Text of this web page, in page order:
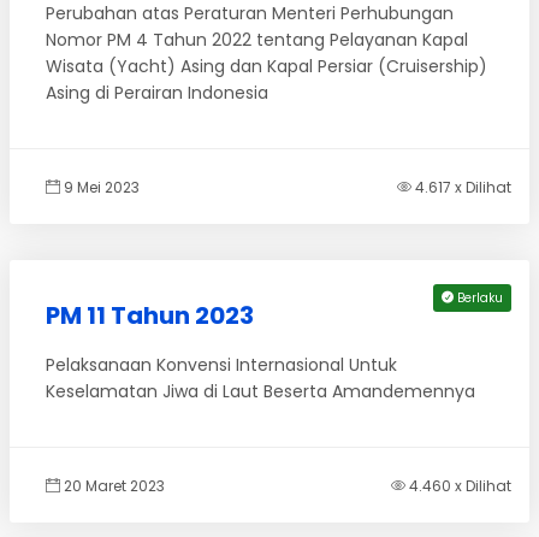
Perubahan atas Peraturan Menteri Perhubungan
Nomor PM 4 Tahun 2022 tentang Pelayanan Kapal
Wisata (Yacht) Asing dan Kapal Persiar (Cruisership)
Asing di Perairan Indonesia
9 Mei 2023 4.617 x Dilihat
Berlaku
PM 11 Tahun 2023
Pelaksanaan Konvensi Internasional Untuk
Keselamatan Jiwa di Laut Beserta Amandemennya
20 Maret 2023 4.460 x Dilihat